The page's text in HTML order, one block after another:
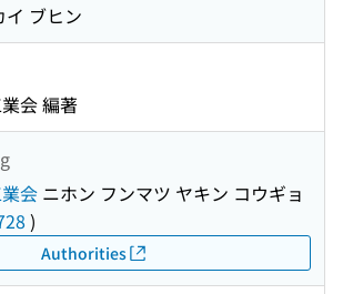
イ ブヒン
会 編著
会 ニホン フンマツ ヤキン コウギョ
)
Authorities